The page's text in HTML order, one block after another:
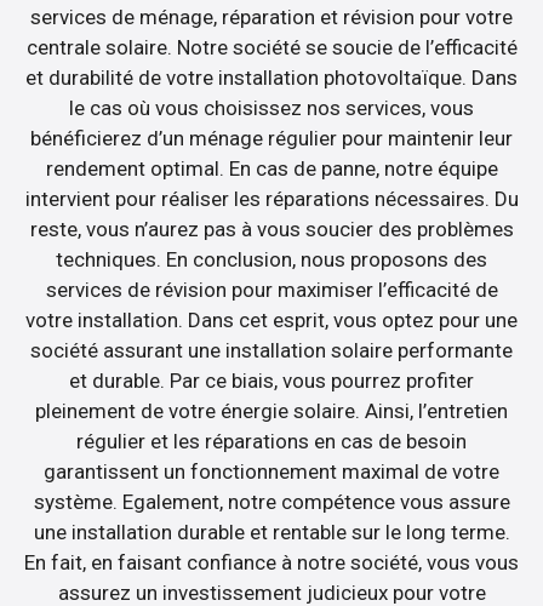
services de ménage, réparation et révision pour votre
centrale solaire. Notre société se soucie de l’efficacité
et durabilité de votre installation photovoltaïque. Dans
le cas où vous choisissez nos services, vous
bénéficierez d’un ménage régulier pour maintenir leur
rendement optimal. En cas de panne, notre équipe
intervient pour réaliser les réparations nécessaires. Du
reste, vous n’aurez pas à vous soucier des problèmes
techniques. En conclusion, nous proposons des
services de révision pour maximiser l’efficacité de
votre installation. Dans cet esprit, vous optez pour une
société assurant une installation solaire performante
et durable. Par ce biais, vous pourrez profiter
pleinement de votre énergie solaire. Ainsi, l’entretien
régulier et les réparations en cas de besoin
garantissent un fonctionnement maximal de votre
système. Egalement, notre compétence vous assure
une installation durable et rentable sur le long terme.
En fait, en faisant confiance à notre société, vous vous
assurez un investissement judicieux pour votre